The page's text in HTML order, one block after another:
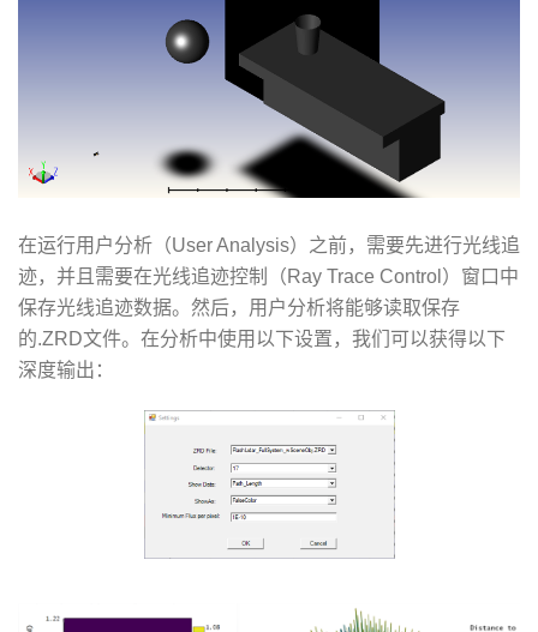
在运行用户分析（User Analysis）之前，需要先进行光线追
迹，并且需要在光线追迹控制（Ray Trace Control）窗口中
保存光线追迹数据。然后，用户分析将能够读取保存
的.ZRD文件。在分析中使用以下设置，我们可以获得以下
深度输出：